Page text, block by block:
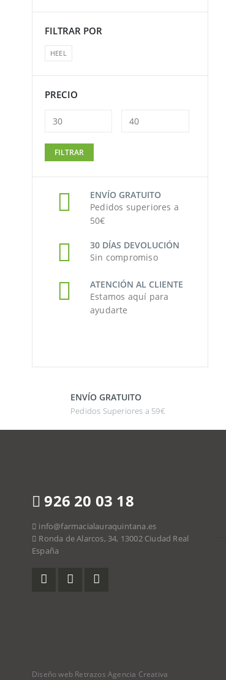
FILTRAR POR
HEEL
PRECIO
mínimo
máximo
FILTRAR
ENVÍO GRATUITO
Pedidos superiores a
50€
30 DÍAS DEVOLUCIÓN
Sin compromiso
ATENCIÓN AL CLIENTE
Estamos aquí para
ayudarte
ENVÍO GRATUITO
Pedidos Superiores a 59€
926 20 03 18
info@farmacialauraquintana.es
Ronda de Alarcos, 34, 13002 Ciudad Real
España
Diseño web Retrazos Agencia Creativa